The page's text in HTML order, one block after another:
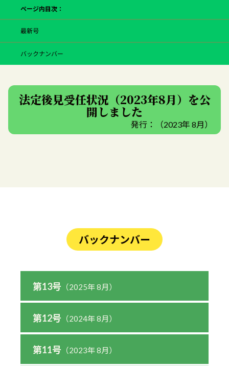
ページ内目次：
最新号
バックナンバー
法定後見受任状況（2023年8月）を公
開しました
発行：（2023年 8月）
バックナンバー
第13号 （2025年 8月）
第12号 （2024年 8月）
第11号 （2023年 8月）